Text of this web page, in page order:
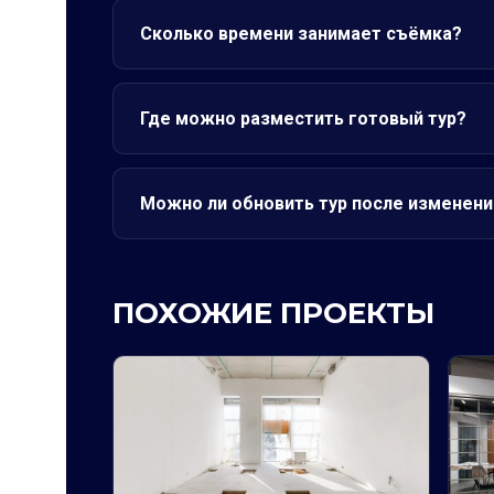
Сколько времени занимает съёмка?
Где можно разместить готовый тур?
Можно ли обновить тур после
ПОХОЖИЕ ПРОЕКТЫ